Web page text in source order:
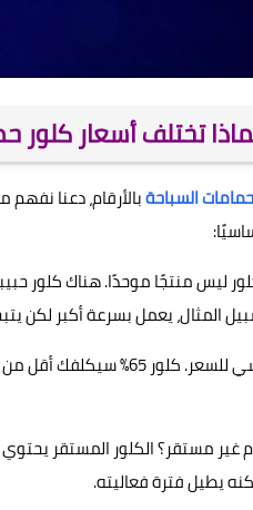
تختلف أسعار كلور
السباحةبالأرقام، دعنا
ليس منتجًا موحدًا. هناك كلور
المثال، يعمل بسرعة أكبر لكن
غير مستقر؟ الكلور المستقر
يطيل فترة فعاليته.